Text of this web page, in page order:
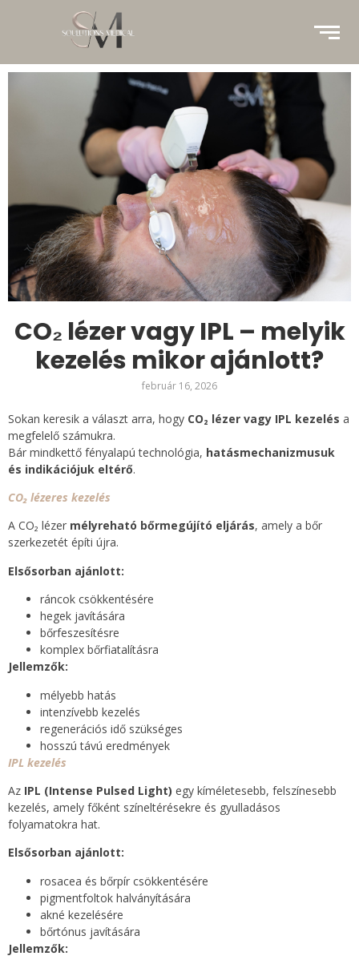
CO₂ lézer vagy IPL – melyik
kezelés mikor ajánlott?
február 16, 2026
Sokan keresik a választ arra, hogy CO₂ lézer vagy IPL kezelés a
megfelelő számukra.
Bár mindkettő fényalapú technológia, hatásmechanizmusuk
és indikációjuk eltérő.
CO₂ lézeres kezelés
A CO₂ lézer mélyreható bőrmegújító eljárás, amely a bőr
szerkezetét építi újra.
Elsősorban ajánlott:
ráncok csökkentésére
hegek javítására
bőrfeszesítésre
komplex bőrfiatalításra
Jellemzők:
mélyebb hatás
intenzívebb kezelés
regenerációs idő szükséges
hosszú távú eredmények
IPL kezelés
Az IPL (Intense Pulsed Light) egy kíméletesebb, felszínesebb
kezelés, amely főként színeltérésekre és gyulladásos
folyamatokra hat.
Elsősorban ajánlott:
rosacea és bőrpír csökkentésére
pigmentfoltok halványítására
akné kezelésére
bőrtónus javítására
Jellemzők: